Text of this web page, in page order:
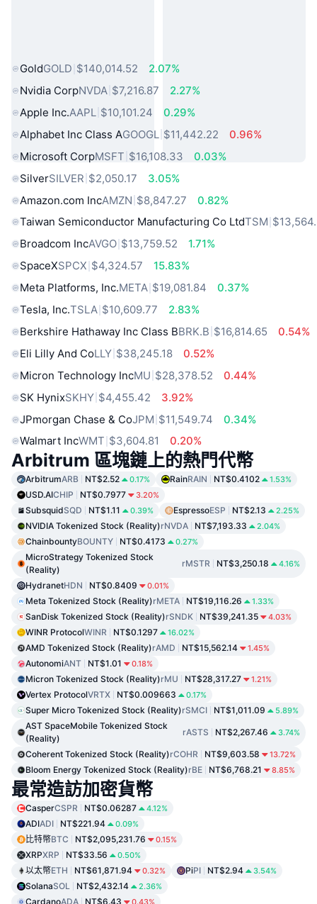
GoldGOLD $140,014.52
2.07%
Nvidia CorpNVDA $7,216.87
2.27%
Apple Inc.AAPL $10,101.24
0.29%
Alphabet Inc Class AGOOGL $11,442.22
0.96%
Microsoft CorpMSFT $16,108.33
0.03%
SilverSILVER $2,050.17
3.05%
Amazon.com IncAMZN $8,847.27
0.82%
Taiwan Semiconductor Manufacturing Co LtdTSM
Broadcom IncAVGO $13,759.52
1.71%
SpaceXSPCX $4,324.57
15.83%
Meta Platforms, Inc.META $19,081.84
0.37%
Tesla, Inc.TSLA $10,609.77
2.83%
Berkshire Hathaway Inc Class BBRK.B $16,814.65
0.54%
Eli Lilly And CoLLY $38,245.18
0.52%
Micron Technology IncMU $28,378.52
0.44%
SK HynixSKHY $4,455.42
3.92%
JPmorgan Chase & CoJPM $11,549.74
0.34%
Walmart IncWMT $3,604.81 0.20%
Arbitrum 區塊鏈上的熱門代幣
ArbitrumARB NT$2.52 0.17% RainRAIN NT$0.4102 1.53%
USD.AICHIP NT$0.7977 3.20%
SubsquidSQD NT$1.11 0.39% EspressoESP NT$2.13 2.25%
NVIDIA Tokenized Stock (Reality)rNVDA NT$7,193.33 2.04%
ChainbountyBOUNTY NT$0.4173 0.27%
MicroStrategy Tokenized Stock
(Reality)
rMSTR NT$3,250.18 4.16%
HydranetHDN NT$0.8409 0.01%
Meta Tokenized Stock (Reality)rMETA NT$19,116.26 1.33%
SanDisk Tokenized Stock (Reality)rSNDK NT$39,241.35 4.03%
WINR ProtocolWINR NT$0.1297 16.02%
AMD Tokenized Stock (Reality)rAMD NT$15,562.14 1.45%
AutonomiANT NT$1.01 0.18%
Micron Tokenized Stock (Reality)rMU NT$28,317.27 1.21%
Vertex ProtocolVRTX NT$0.009663 0.17%
Super Micro Tokenized Stock (Reality)rSMCI NT$1,011.09 5.89%
AST SpaceMobile Tokenized Stock
(Reality)
rASTS NT$2,267.46 3.74%
Coherent Tokenized Stock (Reality)rCOHR NT$9,603.58 13.72%
Bloom Energy Tokenized Stock (Reality)rBE NT$6,768.21 8.85%
最常造訪加密貨幣
CasperCSPR NT$0.06287 4.12%
ADIADI NT$221.94 0.09%
比特幣BTC NT$2,095,231.76 0.15%
XRPXRP NT$33.56 0.50%
以太幣ETH NT$61,871.94 0.32% PiPI NT$2.94 3.54%
SolanaSOL NT$2,432.14 2.36%
CardanoADA NT$6.43